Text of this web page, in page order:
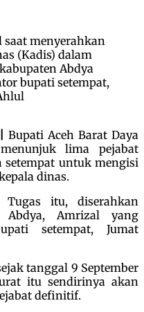
saat menyerahkan
(Kadis) dalam
Abdya
bupati setempat,
Bupati Aceh Barat Daya
lima pejabat
untuk mengisi
dinas.
Tugas itu, diserahkan
Amrizal yang
setempat, Jumat
tanggal 9 September
itu sendirinya akan
definitif.